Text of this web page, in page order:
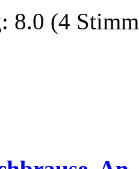
8.0 (4